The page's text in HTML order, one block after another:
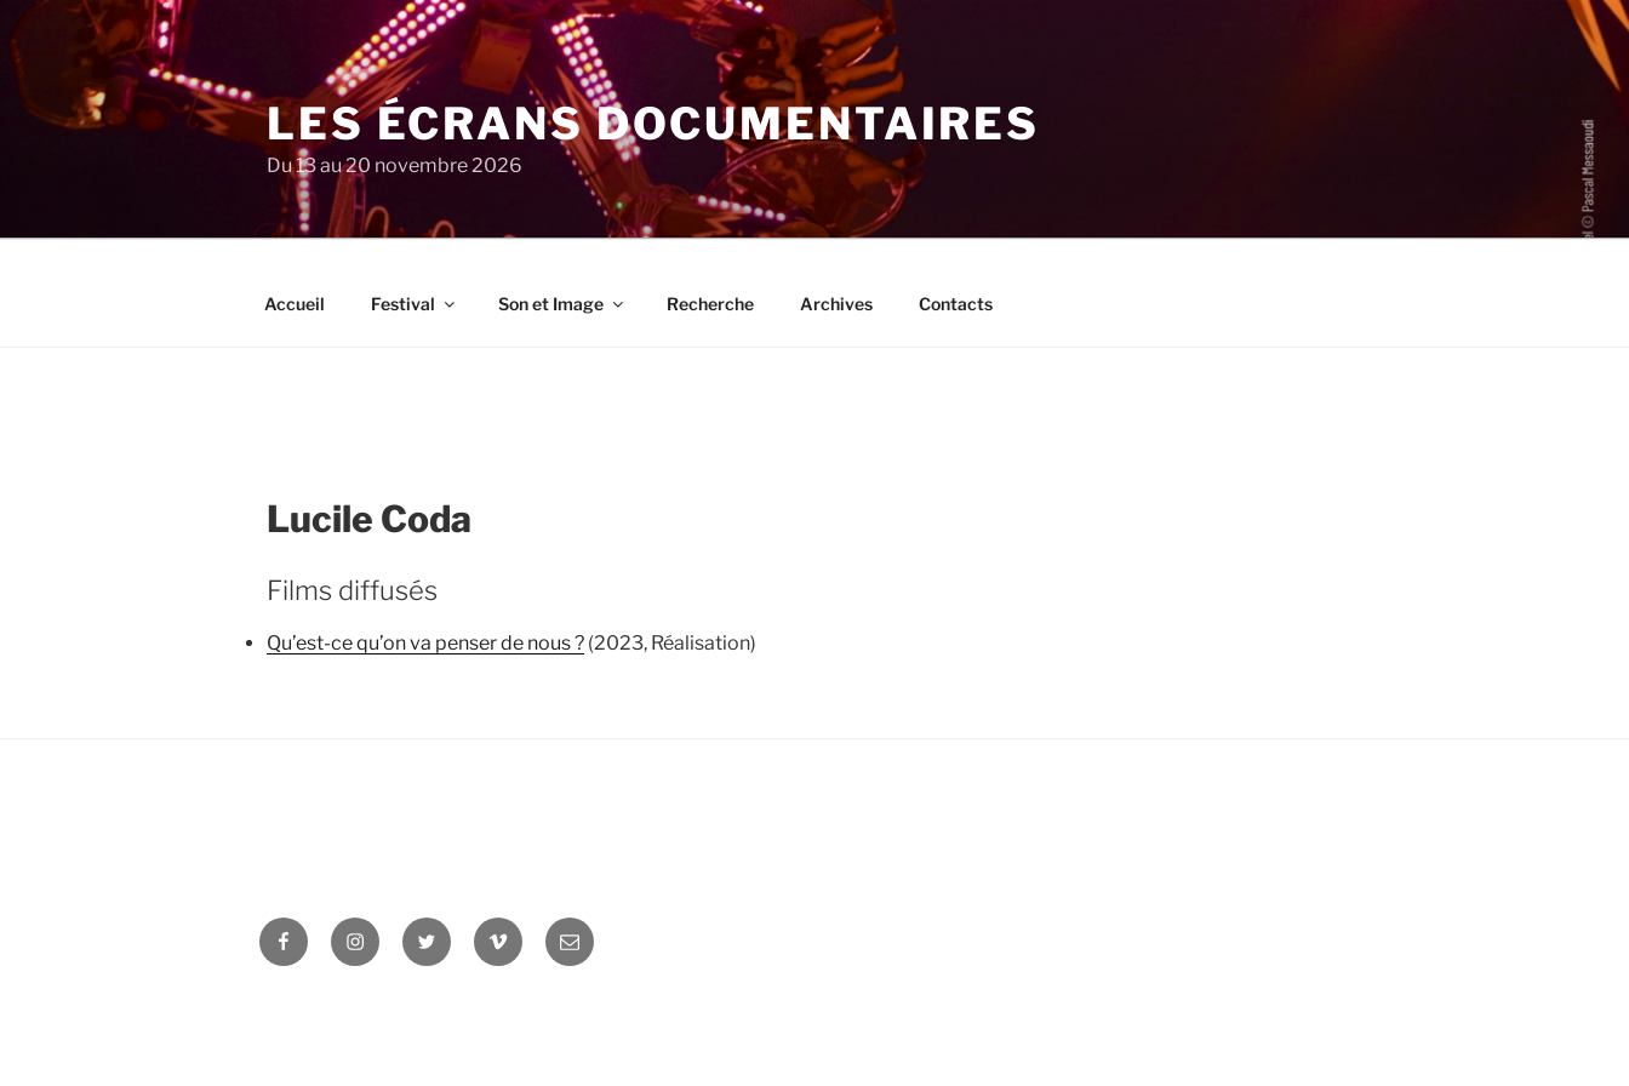
au
contenu
principal
LES ÉCRANS DOCUMENTAIRES
Du 13 au 20 novembre 2026
Accueil Festival Son et Image Recherche Archives Contacts
Lucile Coda
Films diffusés
Qu’est-ce qu’on va penser de nous ? (2023, Réalisation)
FacebookInstagramTwitter Vimeo Newsletter